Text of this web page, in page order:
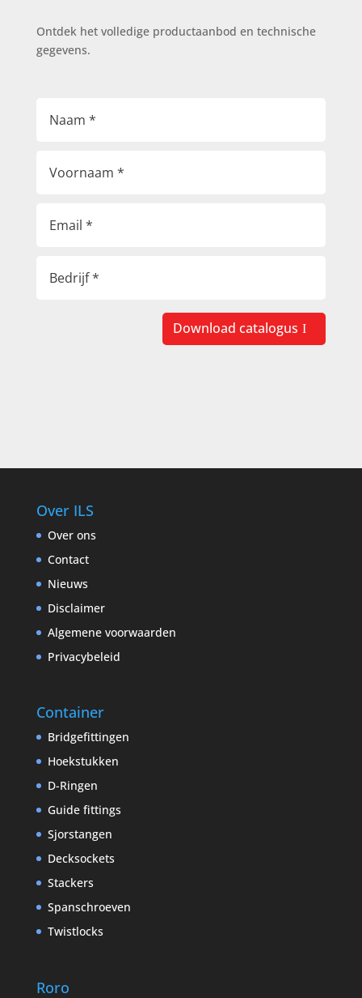
Ontdek het volledige productaanbod en technische
gegevens.
Download catalogus
Over ILS
Over ons
Contact
Nieuws
Disclaimer
Algemene voorwaarden
Privacybeleid
Container
Bridgefittingen
Hoekstukken
D-Ringen
Guide fittings
Sjorstangen
Decksockets
Stackers
Spanschroeven
Twistlocks
Roro